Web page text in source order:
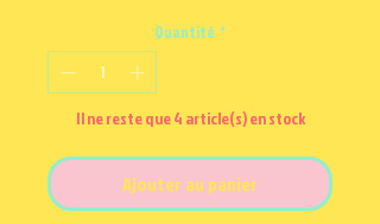
Quantité *
Il ne reste que 4 article(s) en stock
Ajouter au panier